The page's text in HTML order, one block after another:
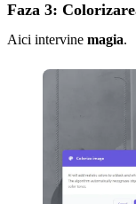
Faza 3:
Aici intervine magia.